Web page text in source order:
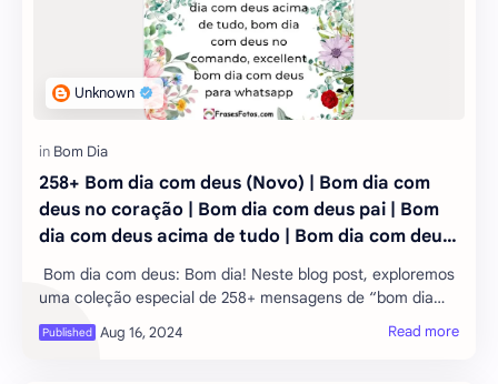
258+ Bom dia com deus (Novo) | Bom dia com
deus no coração | Bom dia com deus pai | Bom
dia com deus acima de tudo | Bom dia com deus
no comando | excelente Bom dia com deus para
WhatsApp
Bom dia com deus: Bom dia! Neste blog post, exploremos
uma coleção especial de 258+ mensagens de “bom dia
com Deus” (novo). Todos sabemos que acordar pela
manhã pode ser um desafio, mas com